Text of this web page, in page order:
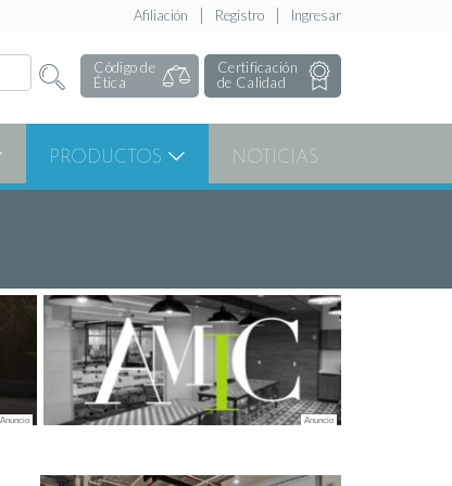
Ingresar
Registro
Afiliación
Código de
Ética
Certificación
de Calidad
PRODUCTOS NOTICIAS